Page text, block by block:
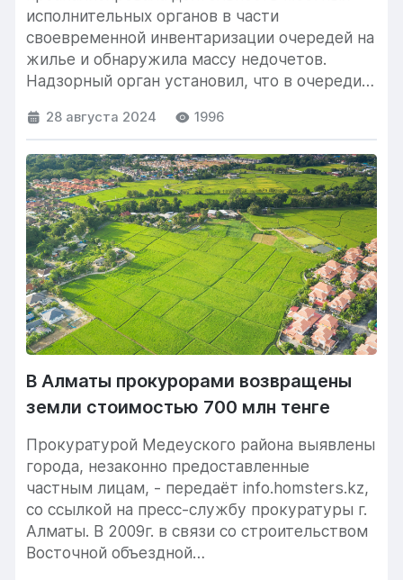
исполнительных органов в части
своевременной инвентаризации очередей на
жилье и обнаружила массу недочетов.
Надзорный орган установил, что в очереди
28 августа 2024 1996
В Алматы прокурорами возвращены
земли стоимостью 700 млн тенге
Прокуратурой Медеуского района выявлены
города, незаконно предоставленные
частным лицам, - передаёт info.homsters.kz,
со ссылкой на пресс-службу прокуратуры г.
Алматы. В 2009г. в связи со строительством
Восточной объездной